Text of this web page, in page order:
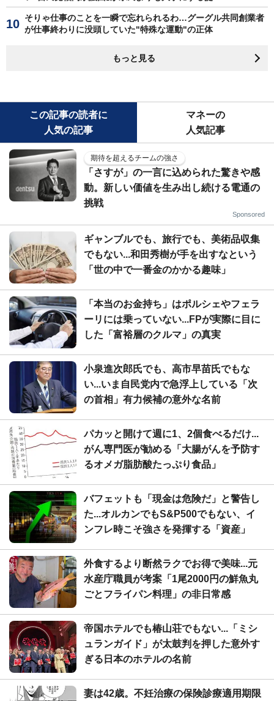
そりゃ仕事のことを一瞬で忘れられるわ…グーグル共同創業者
が仕事終わりに没頭していた"特殊な運動"の正体
もっと見る
この記事の読者に
人気の記事
マネーの
人気記事
期待を超えるチームの強さ
「さすが」の一言に込められた驚きや感
動。新しい価値を生み出し続ける電通の
挑戦
Sponsored
ギャンブルでも、旅行でも、美術品収集
でもない...和田秀樹が手を出すなという
「世の中で一番金のかかる趣味」
「本当のお金持ち」はポルシェやフェラ
ーリには乗っていない...FPが実際に目に
した「富裕層のクルマ」の真実
小泉進次郎氏でも、高市早苗氏でもな
い...いま自民党内で急浮上している「次
の首相」有力候補の意外な名前
パカッと開けて週に1、2個食べるだけ...
がん専門医が勧める「大腸がんを予防す
るオメガ脂肪酸たっぷり食品」
バフェットも「現金は危険だ」と警告し
た...オルカンでもS&P500でもない、イ
ンフレ時こそ強さを発揮する「資産」
外食するより断然ラクでお得で美味...元
水産庁職員が考案「1尾2000円の鮮魚丸
ごとフライパン料理」の非日常感
帝国ホテルでも椿山荘でもない...「ミシ
ュランガイド」が太鼓判を押した意外す
ぎる日本のホテルの名前
妻は42歳。不妊治療の保険診療適用期限